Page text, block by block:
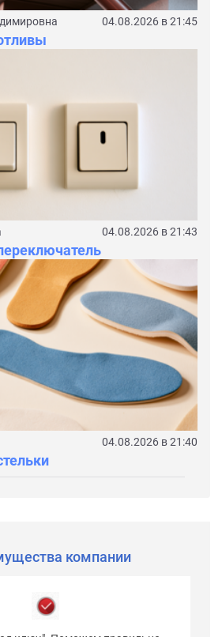
04.08.2026 в 21:45
04.08.2026 в 21:43
04.08.2026 в 21:40
компании